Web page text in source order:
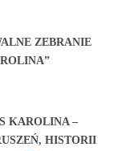
ZEBRANIE
KAROLINA –
HISTORII